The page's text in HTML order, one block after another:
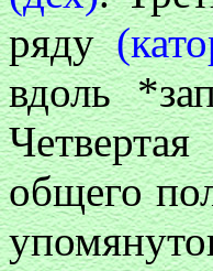
ряду
вдоль
общего